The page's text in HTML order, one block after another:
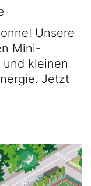
Unsere
Mini-
kleinen
Jetzt